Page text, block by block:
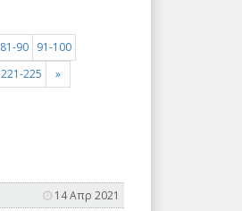
81-90
91-100
221-225 »
14 Απρ 2021